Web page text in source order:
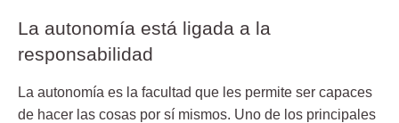
La autonomía está ligada a la
responsabilidad
La autonomía es la facultad que les permite ser capaces
de hacer las cosas por sí mismos. Uno de los principales